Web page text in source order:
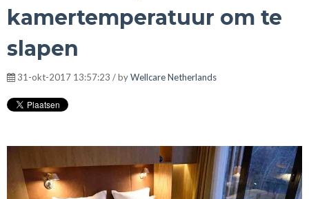
kamertemperatuur om te
slapen
31-okt-2017 13:57:23 / byWellcare Netherlands